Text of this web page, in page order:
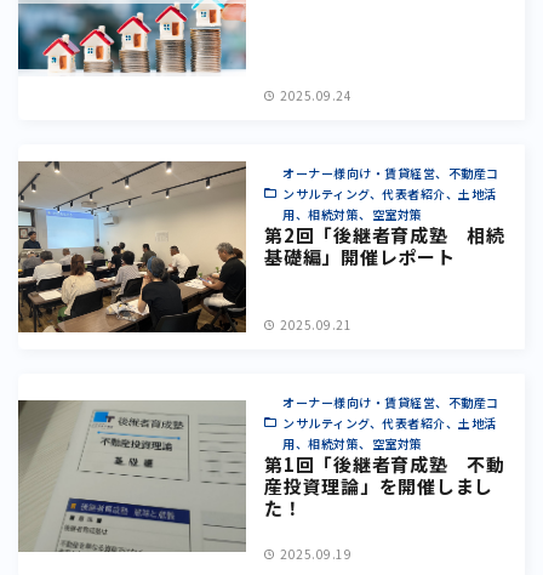
2025.09.24
オーナー様向け・賃貸経営、不動産コ
ンサルティング、代表者紹介、土地活
用、相続対策、空室対策
第2回「後継者育成塾 相続
基礎編」開催レポート
2025.09.21
オーナー様向け・賃貸経営、不動産コ
ンサルティング、代表者紹介、土地活
用、相続対策、空室対策
第1回「後継者育成塾 不動
産投資理論」を開催しまし
た！
2025.09.19